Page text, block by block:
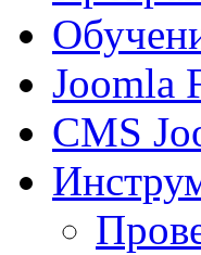
Joomla
CMS